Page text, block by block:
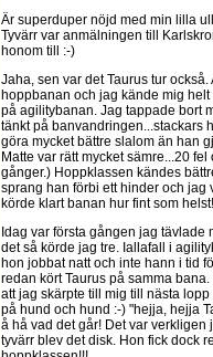
Är superduper nöjd med min lilla
Tyvärr var anmälningen till
honom till :-)
Jaha, sen var det Taurus tur
hoppbanan och jag kände mig
på agilitybanan. Jag tappade bort
tänkt på banvandringen...stackars
göra mycket bättre slalom än han
Matte var rätt mycket sämre...20
gånger.) Hoppklassen kändes
sprang han förbi ett hinder och jag
körde klart banan hur fint som
Idag var första gången jag tävlade
det så körde jag tre. Iallafall i
hon jobbat natt och inte hann i tid
redan kört Taurus på samma
att jag skärpte till mig till nästa
på hund och hund :-) "hejja, hejja
å hå vad det går! Det var
tyvärr blev det disk. Hon fick dock